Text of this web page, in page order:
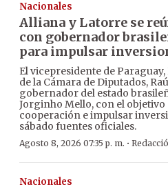
Nacionales
Alliana y Latorre se
con gobernador
para impulsar
El vicepresidente de
de la Cámara de Diputados,
gobernador del estado
Jorginho Mello, con el objetivo
cooperación e impulsar
sábado fuentes oficiales.
Agosto 8, 2026 07:35 p. m. ·
Nacionales